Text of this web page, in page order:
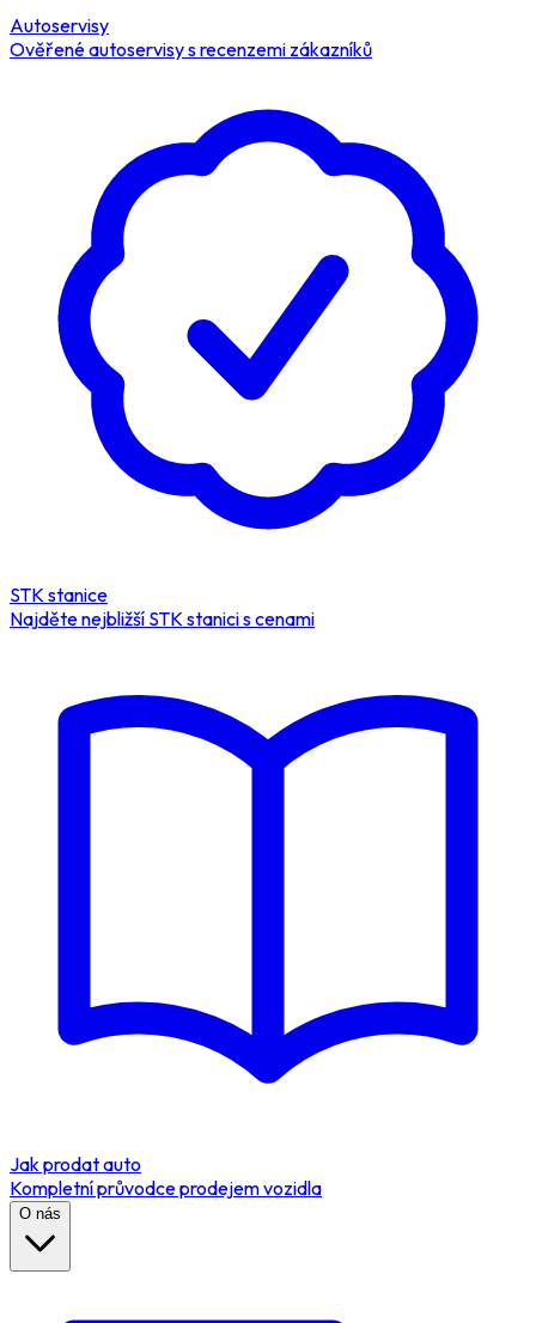
Autoservisy
Ověřené autoservisy s recenzemi zákazníků
STK stanice
Najděte nejbližší STK stanici s cenami
Jak prodat auto
Kompletní průvodce prodejem vozidla
O nás